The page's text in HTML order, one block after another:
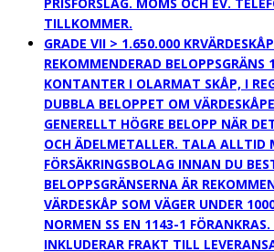
TILLKOMMER.
GRADE VII > 1.650.000 KR
REKOMMENDERAD BELOPPSGRÄNS
KONTANTER I OLARMAT SKÅP, I
DUBBLA BELOPPET OM
GENERELLT HÖGRE BELOPP NÄR
OCH ÄDELMETALLER. TALA ALLTID
FÖRSÄKRINGSBOLAG INNAN DU
BELOPPSGRÄNSERNA ÄR
VÄRDESKÅP SOM VÄGER UNDER
NORMEN SS EN 1143-1 FÖRANKRAS.
INKLUDERAR FRAKT TILL